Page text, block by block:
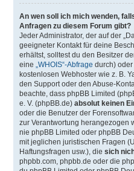
An wen soll ich mich wenden,
Anfragen zu diesem Forum gibt?
Jeder Administrator, der auf der
geeigneter Kontakt für deine
erhältst, solltest du den Besitzer
eine „WHOIS“-Abfrage durch)
kostenlosen Webhoster wie z. B.
den Support oder den Abuse-
beachte, dass phpBB Limited
e. V. (phpBB.de) absolut keinen
oder die Benutzer der
zur Verantwortung herangezogen
nie phpBB Limited oder phpBB
mit jeglichen juristischen Fragen
Haftungsfragen usw.), die sich
phpbb.com, phpbb.de oder die